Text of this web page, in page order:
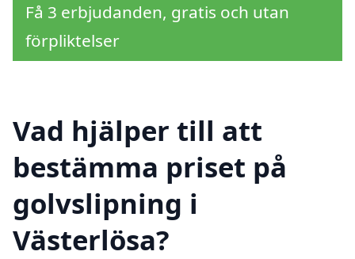
Få 3 erbjudanden, gratis och utan
förpliktelser
Vad hjälper till att
bestämma priset på
golvslipning i
Västerlösa?